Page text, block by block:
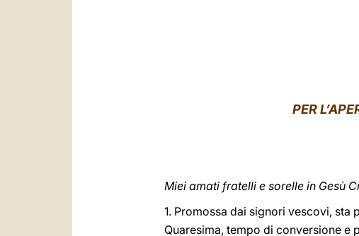
PER
Miei amati fratelli e sorelle in Gesù
1. Promossa dai signori vescovi, sta
Quaresima, tempo di conversione e